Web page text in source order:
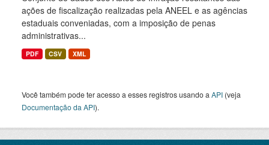
ações de fiscalização realizadas pela ANEEL e as agências
estaduais conveniadas, com a imposição de penas
administrativas...
PDF CSV XML
Você também pode ter acesso a esses registros usando a API (veja
Documentação da API).